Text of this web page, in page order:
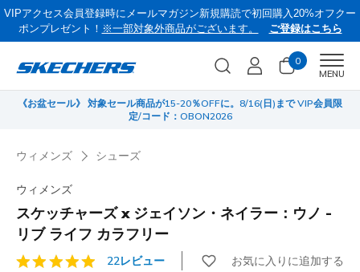
VIPアクセス会員登録時にメールマガジン新規購読で初回購入20%オフクー
ポンプレゼント！ ※一部対象外商品がございます。 ご登録はこちら
0
MENU
《お盆セール》 対象セール商品が15-20％OFFに。8/16(日)まで VIP会員限
定/コード：OBON2026
ウィメンズ シューズ
ウィメンズ
スケッチャーズ x ジェイソン・ネイラー：ウノ -
リブ ライフ カラフリー
顧客評価5/5件 22レビュー お気に入りに追加する